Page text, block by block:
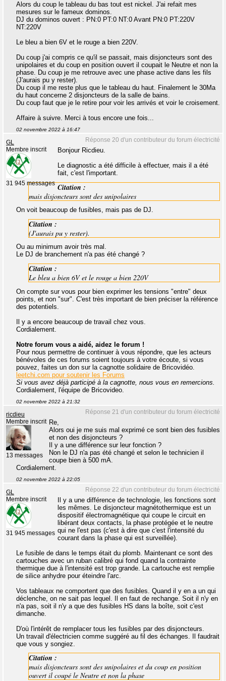
Alors du coup le tableau du bas tout est nickel. J'ai refait mes
mesures sur le fameux dominos.
DJ du dominos ouvert : PN:0 PT:0 NT:0 Avant PN:0 PT:220V
NT:220V
Le bleu a bien 6V et le rouge a bien 220V.
Du coup j'ai compris ce qu'il se passait, mais disjoncteurs sont des
unipolaires et du coup en position ouvert il coupait le Neutre et non la
phase. Du coup je me retrouve avec une phase active dans les fils
(J'aurais pu y rester).
Du coup il me reste plus que le tableau du haut. Finalement le 30Ma
du haut concerne 2 disjoncteurs de la salle de bains.
Du coup faut que je le retire pour voir les arrivés et voir le croisement.
Affaire à suivre. Merci à tous encore une fois...
02 novembre 2022 à 16:47
Réponse 20 d'un contributeur du forum électricité
GL
Membre inscrit
31 945 messages
Bonjour Ricdieu.
Le diagnostic a été difficile à effectuer, mais il a été
fait, c'est l'important.
Citation :
mais disjoncteurs sont des unipolaires
On voit beaucoup de fusibles, mais pas de DJ.
Citation :
(J'aurais pu y rester).
Ou au minimum avoir très mal.
Le DJ de branchement n'a pas été changé ?
Citation :
Le bleu a bien 6V et le rouge a bien 220V
On compte sur vous pour bien exprimer les tensions "entre" deux
points, et non "sur". C'est très important de bien préciser la référence
des potentiels.
Il y a encore beaucoup de travail chez vous.
Cordialement.
Notre forum vous a aidé, aidez le forum !
Pour nous permettre de continuer à vous répondre, que les acteurs
bénévoles de ces forums soient toujours à votre écoute, si vous
pouvez, faites un don sur la cagnotte solidaire de Bricovidéo.
leetchi.com pour soutenir les Forums
Si vous avez déjà participé à la cagnotte, nous vous en remercions.
Cordialement, l'équipe de Bricovideo.
02 novembre 2022 à 21:32
Réponse 21 d'un contributeur du forum électricité
ricdieu
Membre inscrit
13 messages
Re,
Alors oui je me suis mal exprimé ce sont bien des fusibles
et non des disjoncteurs ?
Il y a une différence sur leur fonction ?
Non le DJ n'a pas été changé et selon le technicien il
coupe bien à 500 mA.
Cordialement.
02 novembre 2022 à 22:05
Réponse 22 d'un contributeur du forum électricité
GL
Membre inscrit
31 945 messages
Il y a une différence de technologie, les fonctions sont
les mêmes. Le disjoncteur magnétothermique est un
dispositif électromagnétique qui coupe le circuit en
libérant deux contacts, la phase protégée et le neutre
qui ne l'est pas (c'est à dire que c'est l'intensité du
courant dans la phase qui est surveillée).
Le fusible de dans le temps était du plomb. Maintenant ce sont des
cartouches avec un ruban calibré qui fond quand la contrainte
thermique due à l'intensité est trop grande. La cartouche est remplie
de silice anhydre pour éteindre l'arc.
Vos tableaux ne comportent que des fusibles. Quand il y en a un qui
déclenche, on ne sait pas lequel. Il en faut de rechange. Soit il n'y en
n'a pas, soit il n'y a que des fusibles HS dans la boîte, soit c'est
dimanche.
D'où l'intérêt de remplacer tous les fusibles par des disjoncteurs.
Un travail d'électricien comme suggéré au fil des échanges. Il faudrait
que vous y songiez.
Citation :
mais disjoncteurs sont des unipolaires et du coup en position
ouvert il coupé le Neutre et non la phase